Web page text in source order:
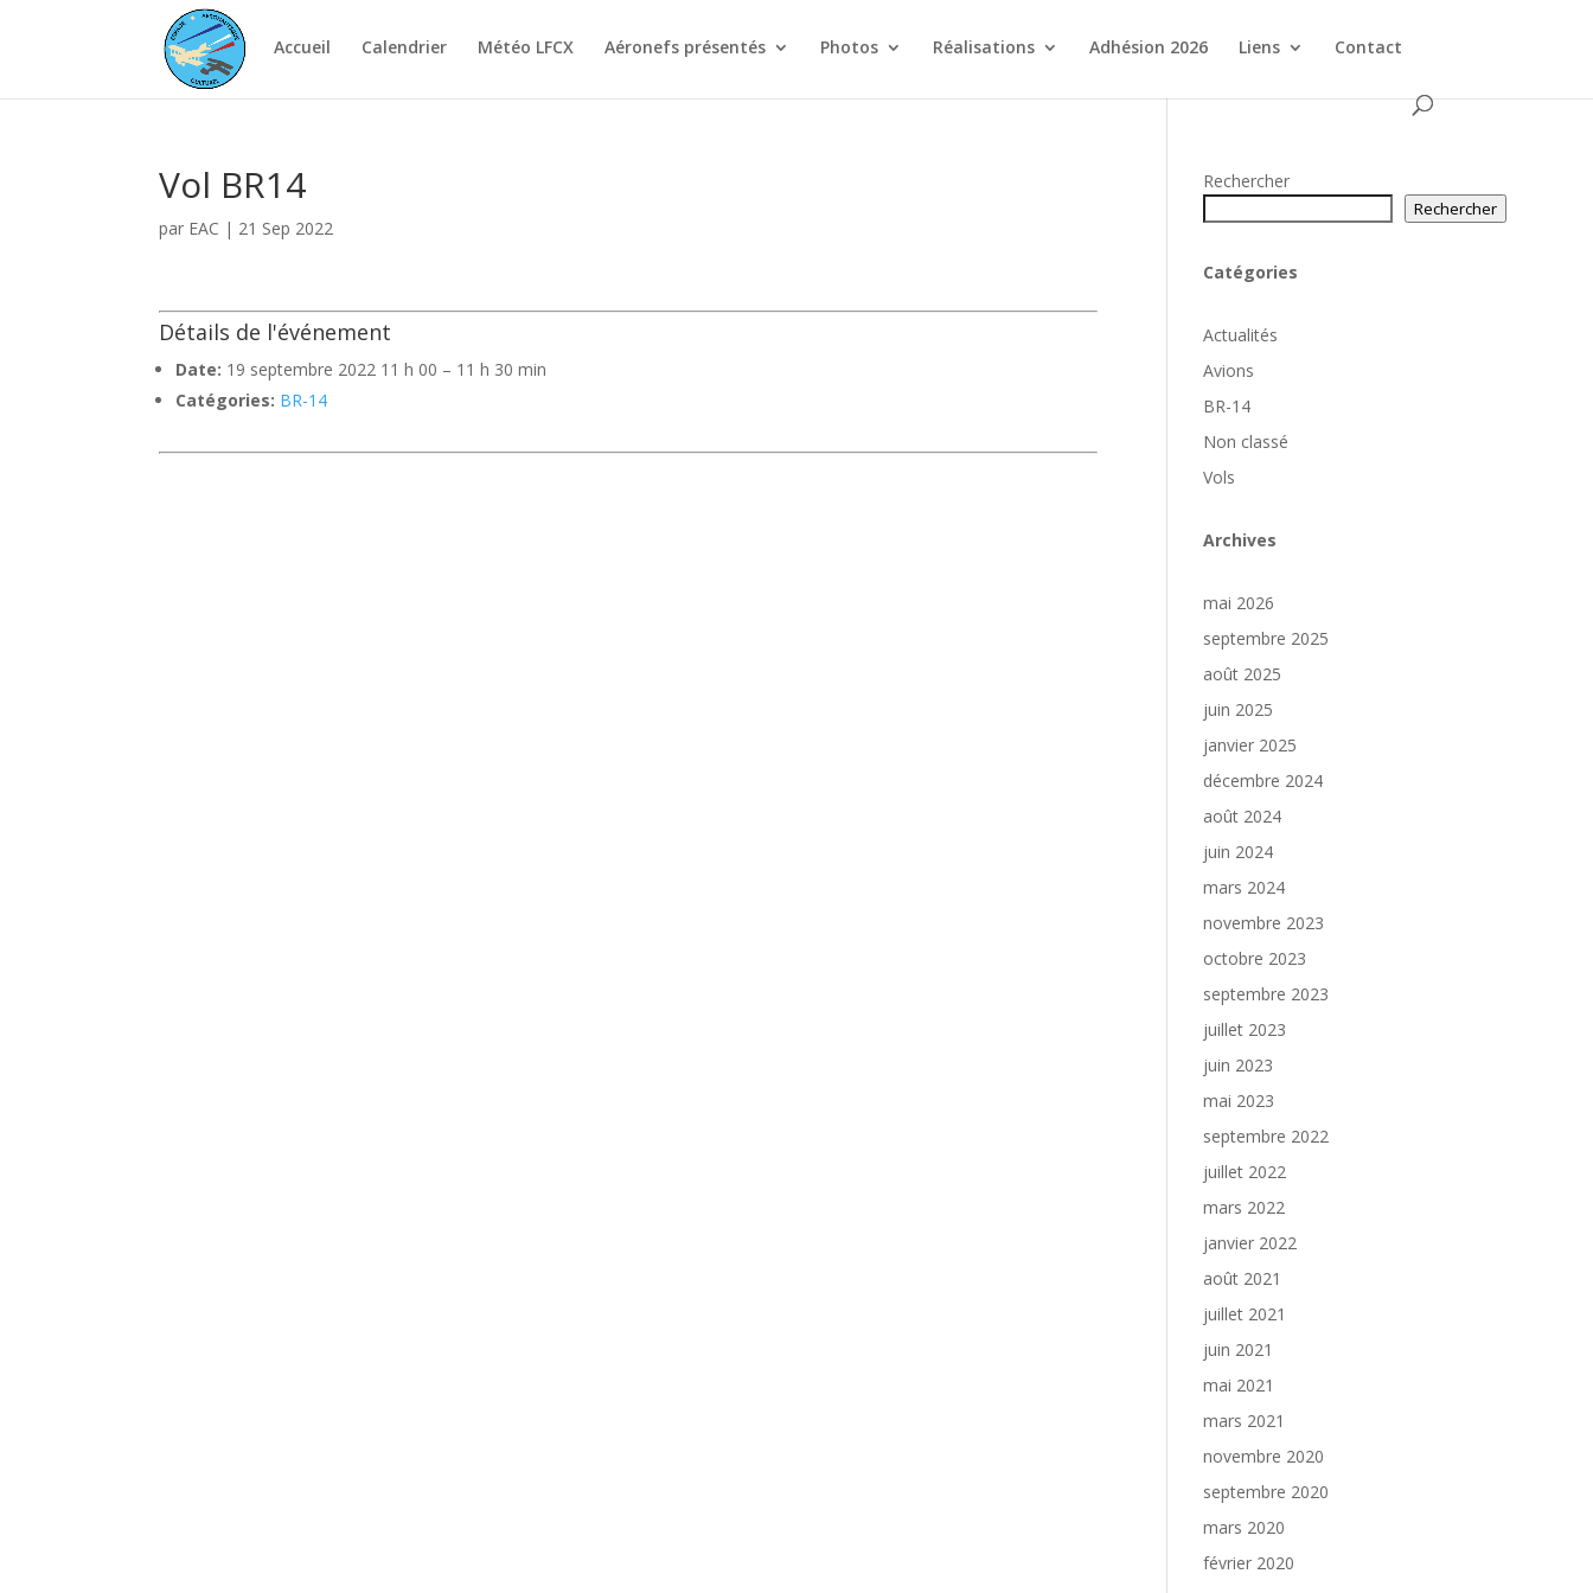
Accueil Calendrier Météo LFCX Aéronefs présentés Photos Réalisations Adhésion 2026 Liens Contact
Vol BR14
par EAC | 21 Sep 2022
Détails de l'événement
Date: 19 septembre 2022 11 h 00 – 11 h 30 min
Catégories: BR-14
Rechercher
Rechercher
Catégories
Actualités
Avions
BR-14
Non classé
Vols
Archives
mai 2026
septembre 2025
août 2025
juin 2025
janvier 2025
décembre 2024
août 2024
juin 2024
mars 2024
novembre 2023
octobre 2023
septembre 2023
juillet 2023
juin 2023
mai 2023
septembre 2022
juillet 2022
mars 2022
janvier 2022
août 2021
juillet 2021
juin 2021
mai 2021
mars 2021
novembre 2020
septembre 2020
mars 2020
février 2020